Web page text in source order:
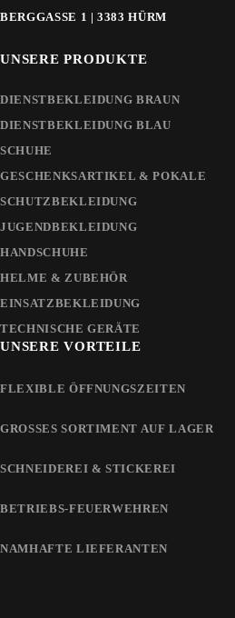
BERGGASSE 1 | 3383 HÜRM
UNSERE PRODUKTE
DIENSTBEKLEIDUNG BRAUN
DIENSTBEKLEIDUNG BLAU
SCHUHE
GESCHENKSARTIKEL & POKALE
SCHUTZBEKLEIDUNG
JUGENDBEKLEIDUNG
HANDSCHUHE
HELME & ZUBEHÖR
EINSATZBEKLEIDUNG
TECHNISCHE GERÄTE
UNSERE VORTEILE
FLEXIBLE ÖFFNUNGSZEITEN
GROSSES SORTIMENT AUF LAGER
SCHNEIDEREI & STICKEREI
BETRIEBS-FEUERWEHREN
NAMHAFTE LIEFERANTEN